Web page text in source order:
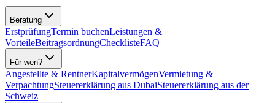
Beratung
ErstprüfungTermin buchenLeistungen &
VorteileBeitragsordnungChecklisteFAQ
Für wen?
Angestellte & RentnerKapitalvermögenVermietung &
VerpachtungSteuererklärung aus DubaiSteuererklärung aus der
Schweiz